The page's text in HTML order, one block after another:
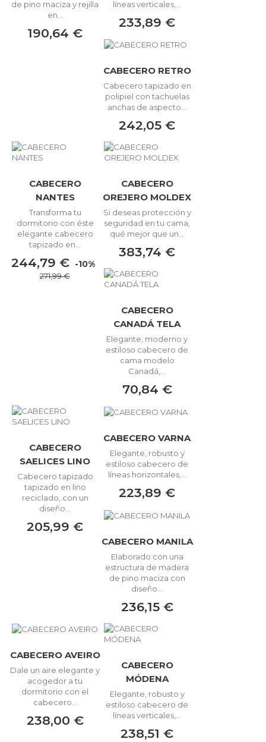
de pino maciza y rejilla
en...
190,64 €
líneas verticales,...
233,89 €
CABECERO RETRO
Cabecero tapizado en
polipiel con tachuelas
anchas de aspecto...
242,05 €
CABECERO
NANTES
Transforma tu
dormitorio con éste
elegante cabecero
tapizado en...
244,79 € -10%
271,99 €
CABECERO
OREJERO MOLDEX
Si deseas protección y
seguridad en tu cama,
qué mejor que un...
383,74 €
CABECERO
CANADÁ TELA
Elegante, moderno y
estiloso cabecero de
cama modelo
Canadá,...
70,84 €
CABECERO
SAELICES LINO
Cabecero tapizado
tapizado en lino
reciclado, con un
diseño...
205,99 €
CABECERO VARNA
Elegante, robusto y
estiloso cabecero de
líneas horizontales,...
223,89 €
CABECERO MANILA
Elaborado con una
estructura de madera
de pino maciza con
diseño...
236,15 €
CABECERO AVEIRO
Dale un aire elegante y
acogedor a tu
dormitorio con el
cabecero...
238,00 €
CABECERO
MÓDENA
Elegante, robusto y
estiloso cabecero de
líneas verticales,...
238,51 €